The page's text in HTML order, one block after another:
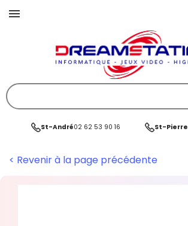
St-André02 62 53 90 16 St-Pierre
< Revenir à la page précédente